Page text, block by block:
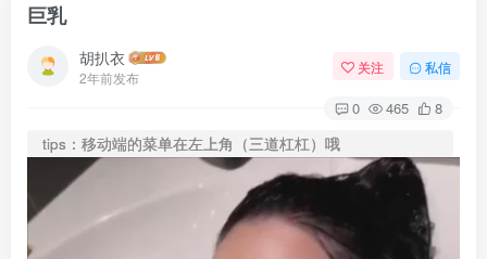
巨乳
胡扒衣
2年前发布
关注 私信
0 465
8
tips：移动端的菜单在左上角（三道杠杠）哦